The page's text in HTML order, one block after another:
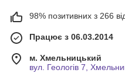
98% позитивних з 266
Працює з 06.03.2014
м. Хмельницький
вул. Геологів 7,